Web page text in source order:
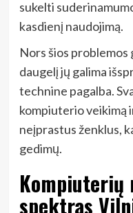
sukelti
kasdienį naudojimą.
Nors šios problemos
daugelį jų galima
technine pagalba.
kompiuterio veikimą
neįprastus ženklus,
gedimų.
Kompiuterių
spektras